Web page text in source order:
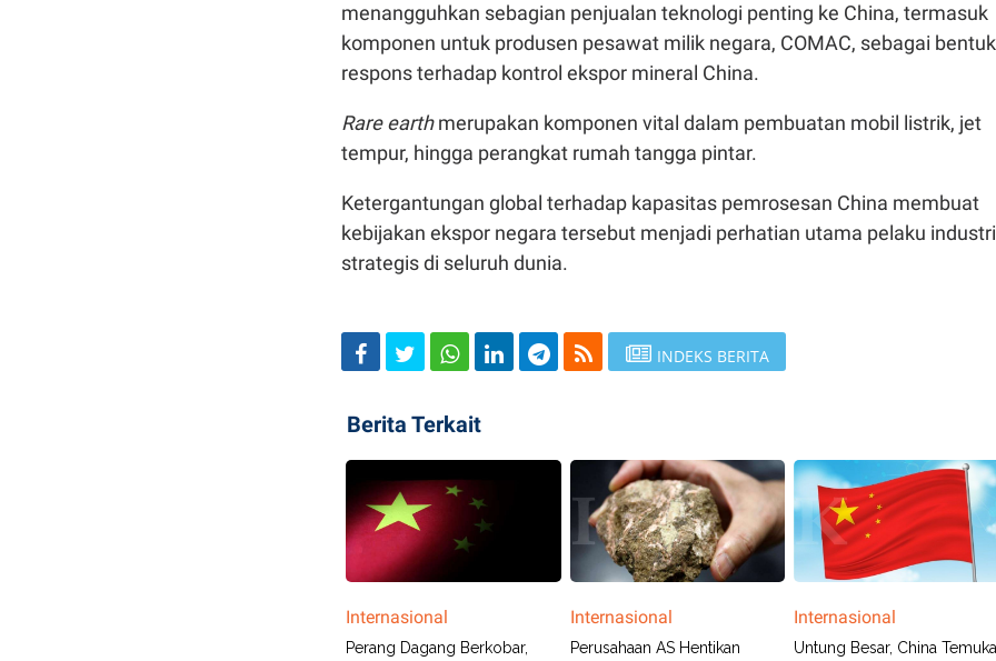
menangguhkan sebagian penjualan teknologi penting ke China, termasuk
komponen untuk produsen pesawat milik negara, COMAC, sebagai bentuk
respons terhadap kontrol ekspor mineral China.
Rare earthmerupakan komponen vital dalam pembuatan mobil listrik, jet
tempur, hingga perangkat rumah tangga pintar.
Ketergantungan global terhadap kapasitas pemrosesan China membuat
kebijakan ekspor negara tersebut menjadi perhatian utama pelaku industri
strategis di seluruh dunia.
INDEKS BERITA
Berita Terkait
Internasional
Perang Dagang Berkobar,
Internasional
Perusahaan AS Hentikan
Internasional
Untung Besar, China